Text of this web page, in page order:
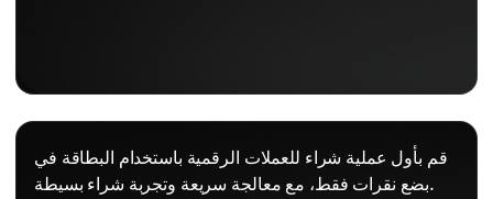
قم بأول عملية شراء للعملات الرقمية باستخدام البطاقة في
بضع نقرات فقط، مع معالجة سريعة وتجربة شراء بسيطة.